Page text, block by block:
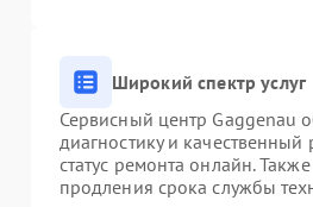
Широкий спектр услуг
Сервисный центр Gaggenau
диагностику и
статус ремонта онлайн.
продления срока службы